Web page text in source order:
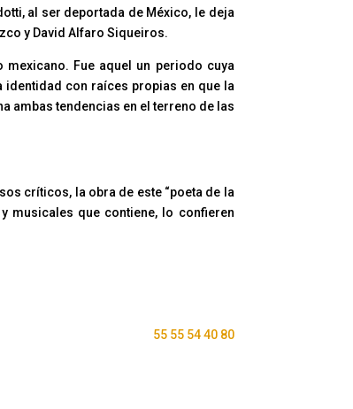
al ser deportada de México, le deja
y David Alfaro Siqueiros.
Fue aquel un periodo cuya
identidad con raíces propias en que la
ambas tendencias en el terreno de las
críticos, la obra de este “poeta de la
musicales que contiene, lo confieren
55 55 54 40 80